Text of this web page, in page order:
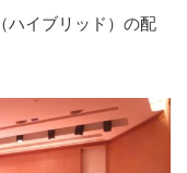
ハイブリッド）の配